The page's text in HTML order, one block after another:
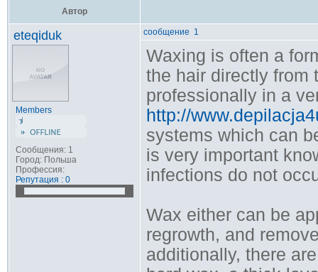
Автор
eteqiduk
Members
Сообщения: 1
Город: Польша
Профессия:
Репутация : 0
сообщение 1
Waxing is often a
the hair directly from
professionally in a
http://
systems which can
is very important
infections do not
Wax either can be
regrowth, and
additionally, there